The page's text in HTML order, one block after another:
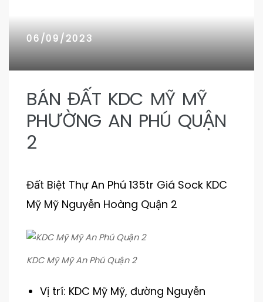
06/09/2023
BÁN ĐẤT KDC MỸ MỸ
PHƯỜNG AN PHÚ QUẬN
2
Đất Biệt Thự An Phú 135tr Giá Sock KDC
Mỹ Mỹ Nguyễn Hoàng Quận 2
KDC Mỹ Mỹ An Phú Quận 2
Vị trí: KDC Mỹ Mỹ, đường Nguyễn